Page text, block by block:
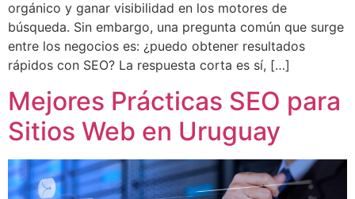
orgánico y ganar visibilidad en los motores de
búsqueda. Sin embargo, una pregunta común que surge
entre los negocios es: ¿puedo obtener resultados
rápidos con SEO? La respuesta corta es sí, […]
Mejores Prácticas SEO para
Sitios Web en Uruguay